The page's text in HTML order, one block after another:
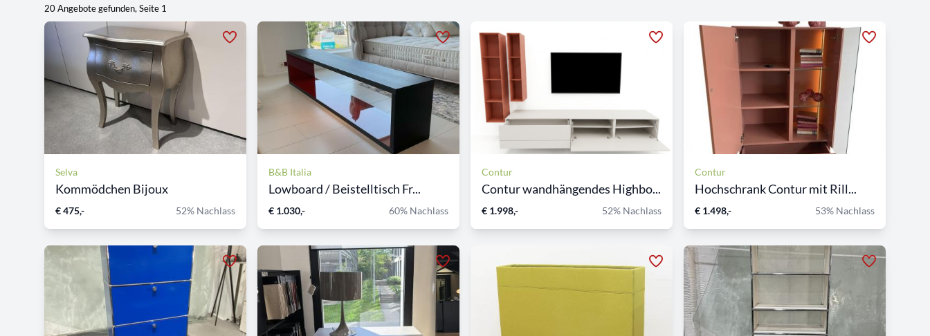
20 Angebote gefunden, Seite 1
Selva
Kommödchen Bijoux
€ 475,- 52% Nachlass
B&B Italia
Lowboard / Beistelltisch Fr...
€ 1.030,- 60% Nachlass
Contur
Contur wandhängendes Highbo...
€ 1.998,- 52% Nachlass
Contur
Hochschrank Contur mit Rill...
€ 1.498,- 53% Nachlass